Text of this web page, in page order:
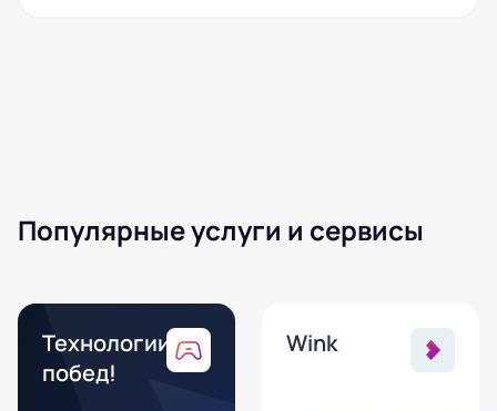
Популярные услуги и сервисы
Технологии
побед!
Wink